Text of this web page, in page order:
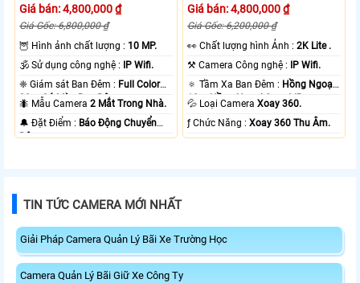
Giá bán: 4,800,000 ₫
Giá Gốc: 6,800,000 ₫
🦉 Hình ảnh chất lượng : 10 MP.
🕉️ Sử dụng công nghệ :
IP Wifi.
❈ Giám sát Ban Đêm : Full Color
20m Có Màu Ban Ðêm.
🐜 Mẫu Camera2 Mắt Trong Nhà.
️🔔 Đặt Điểm : Báo Động Chuyển
Động.
Giá bán: 4,800,000 ₫
Giá Gốc: 6,200,000 ₫
️👀 Chất lượng hình Ảnh :2K Lite .
⚒ Camera Công nghệ :
IP Wifi.
🔅 Tầm Xa Ban Đêm : Hồng Ngoại
10m Hồng Ngoại Smart IR.
💦 Loại CameraXoay 360.
️ƒ Chức Năng :Xoay 360 Thu Âm.
TIN TỨC CAMERA MỚI NHẤT
Giải Pháp Camera Quản Lý Bãi Xe Trường Học
Camera Quản Lý Bãi Giữ Xe Công Ty